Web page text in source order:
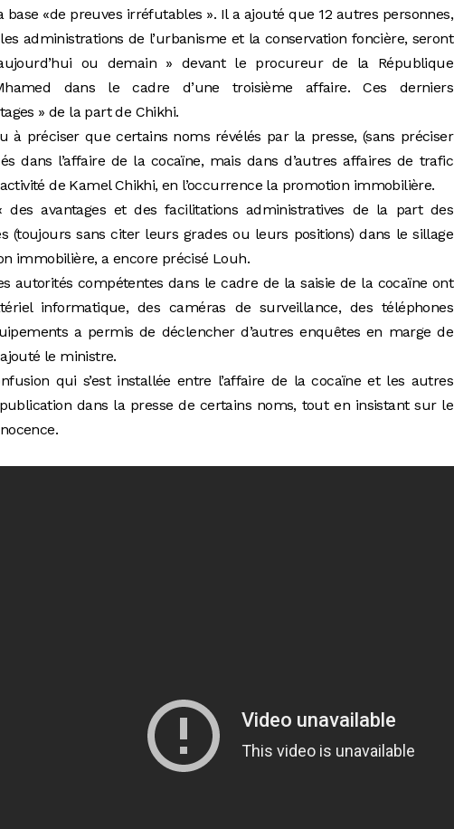
«de preuves irréfutables ». Il a ajouté que 12 autres personnes,
administrations de l’urbanisme et la conservation foncière, seront
ou demain » devant le procureur de la République
dans le cadre d’une troisième affaire. Ces derniers
» de la part de Chikhi.
à préciser que certains noms révélés par la presse, (sans préciser
dans l’affaire de la cocaïne, mais dans d’autres affaires de trafic
de Kamel Chikhi, en l’occurrence la promotion immobilière.
des avantages et des facilitations administratives de la part des
(toujours sans citer leurs grades ou leurs positions) dans le sillage
immobilière, a encore précisé Louh.
autorités compétentes dans le cadre de la saisie de la cocaïne ont
informatique, des caméras de surveillance, des téléphones
a permis de déclencher d’autres enquêtes en marge de
le ministre.
qui s’est installée entre l’affaire de la cocaïne et les autres
dans la presse de certains noms, tout en insistant sur le